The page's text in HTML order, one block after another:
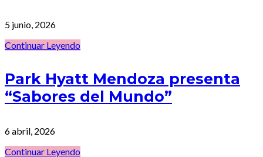
5 junio, 2026
Continuar Leyendo
Park Hyatt Mendoza presenta
“Sabores del Mundo”
6 abril, 2026
Continuar Leyendo